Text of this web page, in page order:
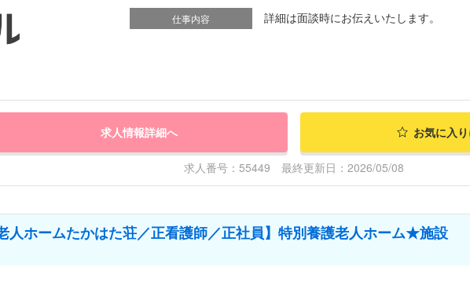
仕事内容 詳細は面談時にお伝えいたします。
求人情報詳細へ お気に入
求人番号：55449 最終更新日：2026/05/08
人ホームたかはた荘／正看護師／正社員】特別養護老人ホーム★施設